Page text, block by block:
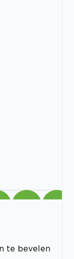
te bevelen